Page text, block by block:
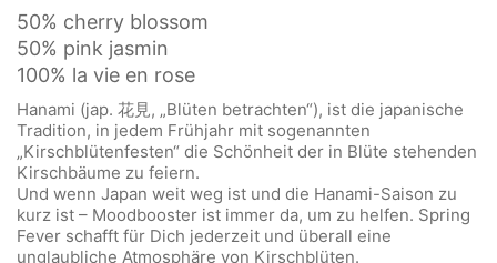
50% cherry blossom
50% pink jasmin
100% la vie en rose
Hanami (jap. 花見, „Blüten betrachten“), ist die japanische
Tradition, in jedem Frühjahr mit sogenannten
„Kirschblütenfesten“ die Schönheit der in Blüte stehenden
Kirschbäume zu feiern.
Und wenn Japan weit weg ist und die Hanami-Saison zu
kurz ist – Moodbooster ist immer da, um zu helfen. Spring
Fever schafft für Dich jederzeit und überall eine
unglaubliche Atmosphäre von Kirschblüten.